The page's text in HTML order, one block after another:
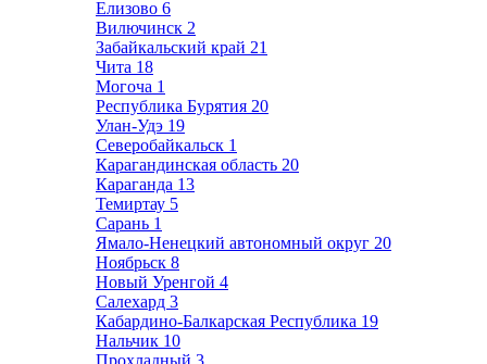
Елизово 6
Вилючинск 2
Забайкальский край 21
Чита 18
Могоча 1
Республика Бурятия 20
Улан-Удэ 19
Северобайкальск 1
Карагандинская область 20
Караганда 13
Темиртау 5
Сарань 1
Ямало-Ненецкий автономный округ 20
Ноябрьск 8
Новый Уренгой 4
Салехард 3
Кабардино-Балкарская Республика 19
Нальчик 10
Прохладный 3